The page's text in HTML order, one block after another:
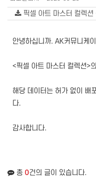
픽셀 아트 마스터 컬렉
안녕하십니까. AK커뮤니케
<픽셀 아트 마스터 컬렉션>
해당 데이터는 허가 없이 배
다.
감사합니다.
총 0건의 글이 있습니다.